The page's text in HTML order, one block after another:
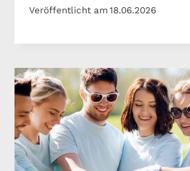
Veröffentlicht am18.06.2026